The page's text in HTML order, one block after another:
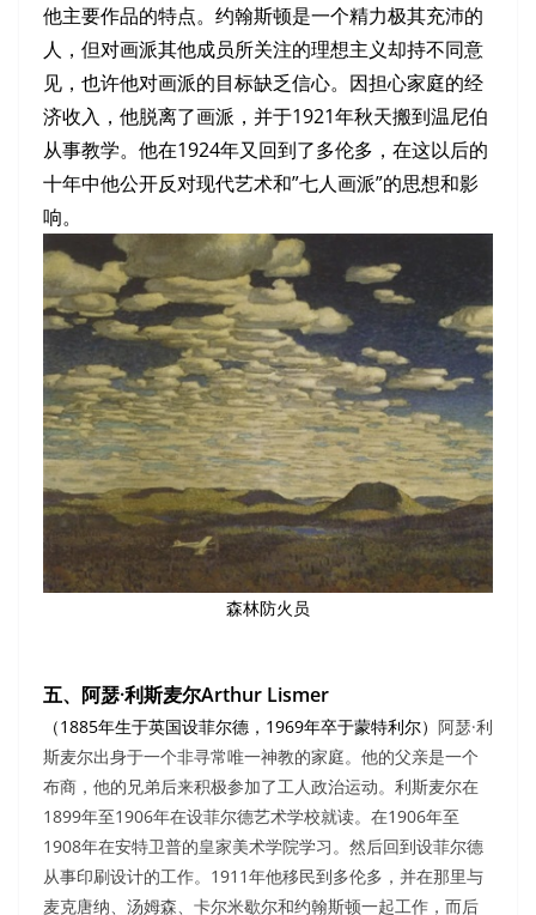
他主要作品的特点。约翰斯顿是一个精力极其充沛的
人，但对画派其他成员所关注的理想主义却持不同意
见，也许他对画派的目标缺乏信心。因担心家庭的经
济收入，他脱离了画派，并于1921年秋天搬到温尼伯
从事教学。他在1924年又回到了多伦多，在这以后的
十年中他公开反对现代艺术和”七人画派”的思想和影
响。
森林防火员
五、阿瑟·利斯麦尔Arthur Lismer
（1885年生于英国设菲尔德，1969年卒于蒙特利尔） 阿瑟·利
斯麦尔出身于一个非寻常唯一神教的家庭。他的父亲是一个
布商，他的兄弟后来积极参加了工人政治运动。利斯麦尔在
1899年至1906年在设菲尔德艺术学校就读。在1906年至
1908年在安特卫普的皇家美术学院学习。然后回到设菲尔德
从事印刷设计的工作。1911年他移民到多伦多，并在那里与
麦克唐纳、汤姆森、卡尔米歇尔和约翰斯顿一起工作，而后